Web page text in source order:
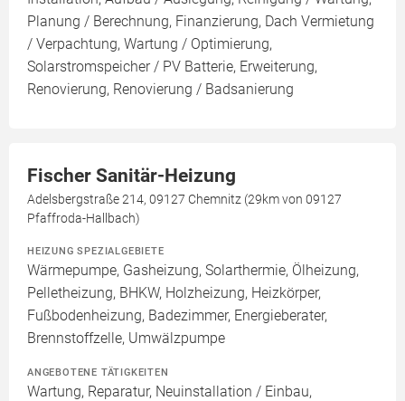
Planung / Berechnung, Finanzierung, Dach Vermietung
/ Verpachtung, Wartung / Optimierung,
Solarstromspeicher / PV Batterie, Erweiterung,
Renovierung, Renovierung / Badsanierung
Fischer Sanitär-Heizung
Adelsbergstraße 214, 09127 Chemnitz (29km von 09127
Pfaffroda-Hallbach)
HEIZUNG SPEZIALGEBIETE
Wärmepumpe, Gasheizung, Solarthermie, Ölheizung,
Pelletheizung, BHKW, Holzheizung, Heizkörper,
Fußbodenheizung, Badezimmer, Energieberater,
Brennstoffzelle, Umwälzpumpe
ANGEBOTENE TÄTIGKEITEN
Wartung, Reparatur, Neuinstallation / Einbau,